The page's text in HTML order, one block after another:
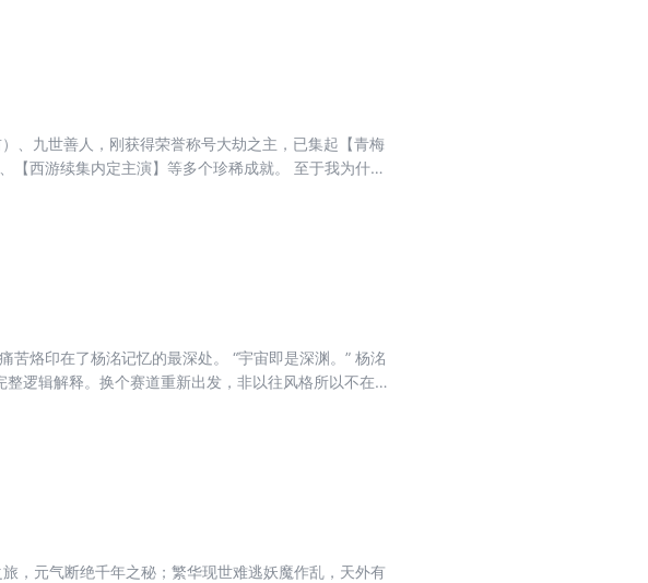
、九世善人，刚获得荣誉称号大劫之主，已集起【青梅
西游续集内定主演】等多个珍稀成就。 至于我为什么
烙印在了杨洺记忆的最深处。 “宇宙即是深渊。” 杨洺
逻辑解释。换个赛道重新出发，非以往风格所以不在老
，元气断绝千年之秘；繁华现世难逃妖魔作乱，天外有